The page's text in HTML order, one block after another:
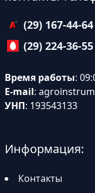
(29) 167-44-64
(29) 224-36-55
Время работы:
E-mail:
УНП: 193543133
Информация:
Контакты